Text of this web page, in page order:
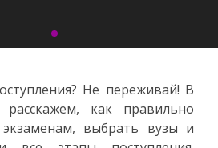
Не переживай! В
как правильно
экзаменам, выбрать вузы и